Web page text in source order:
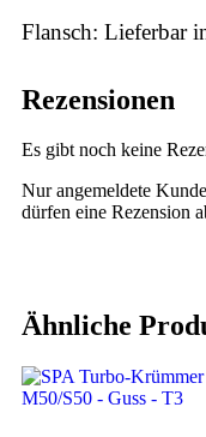
Flansch: Lieferbar
Rezensionen
Es gibt noch keine
Nur angemeldete
dürfen eine Rezension
Ähnliche